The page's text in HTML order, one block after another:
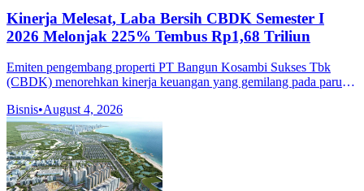
Kinerja Melesat, Laba Bersih CBDK Semester I
2026 Melonjak 225% Tembus Rp1,68 Triliun
Emiten pengembang properti PT Bangun Kosambi Sukses Tbk
(CBDK) menorehkan kinerja keuangan yang gemilang pada paruh
Tbk (PANI) yang fokus
Bisnis•August 4, 2026